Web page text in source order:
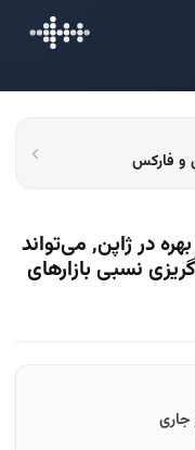
و فارکس
در ژاپن, می‌تواند
نسبی بازارهای
جاری